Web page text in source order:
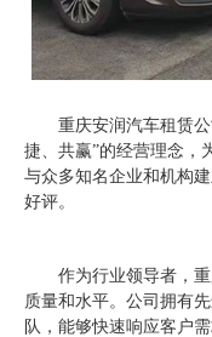
重庆安润汽车租赁
捷、共赢”的经营理念，
与众多知名企业和机构
好评。
作为行业领导者，
质量和水平。公司拥有
队，能够快速响应客户